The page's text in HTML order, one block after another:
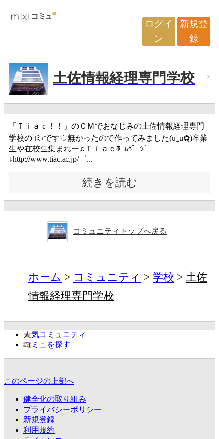
ログイ
ン
新規登
録
土佐情報経理専門学校
「Ｔｉａｃ！！」のＣＭでおなじみの土佐情報経理専門
学校のｺﾐｭです♡無かったので作ってみました(u‿ฺu✿ฺ)卒業
生や在校生集まれー♫Ｔｉａｃﾎｰﾑﾍﾟｰｼﾞ
↓http://www.tiac.ac.jp/゜...
続きを読む
コミュニティトップへ戻る
ホーム コミュニティ 学校
土佐
情報経理専門学校
人気コミュニティ
コミュを探す
このページの上部へ
健全化の取り組み
プライバシーポリシー
新規登録
利用規約